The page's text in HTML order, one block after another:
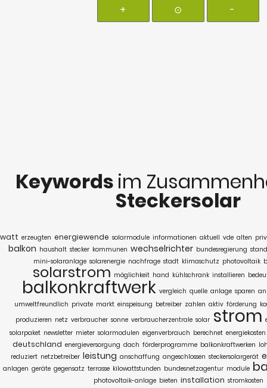
+ ⊙ -
Keywords im
Steckersolar
watt erzeugten energiewende solarmodule informationen aktuell vde alten
balkon haushalt stecker kommunen wechselrichter bundesregierung
mini-solaranlage solarenergie nachfrage stadt klimaschutz photovoltaik
solarstrom möglichkeit hand kühlschrank installieren
balkonkraftwerk vergleich quelle anlage sparen
umweltfreundlich private markt einspeisung betreiber zahlen aktiv förderung
produzieren netz verbraucher sonne verbraucherzentrale solar strom
solarpaket newsletter mieter solarmodulen eigenverbrauch berechnet energiekosten
deutschland energieversorgung dach förderprogramme balkonkraftwerken
reduziert netzbetreiber leistung anschaffung angeschlossen steckersolargerät
anlagen geräte gegensatz terrasse kilowattstunden bundesnetzagentur module
photovoltaik-anlage bieten installation stromkosten